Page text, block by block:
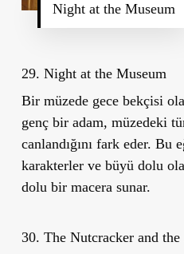
Night at the Museum
29. Night at the Museum
Bir müzede gece bekçisi
genç bir adam, müzedeki
canlandığını fark eder.
karakterler ve büyü dolu
dolu bir macera sunar.
30. The Nutcracker and